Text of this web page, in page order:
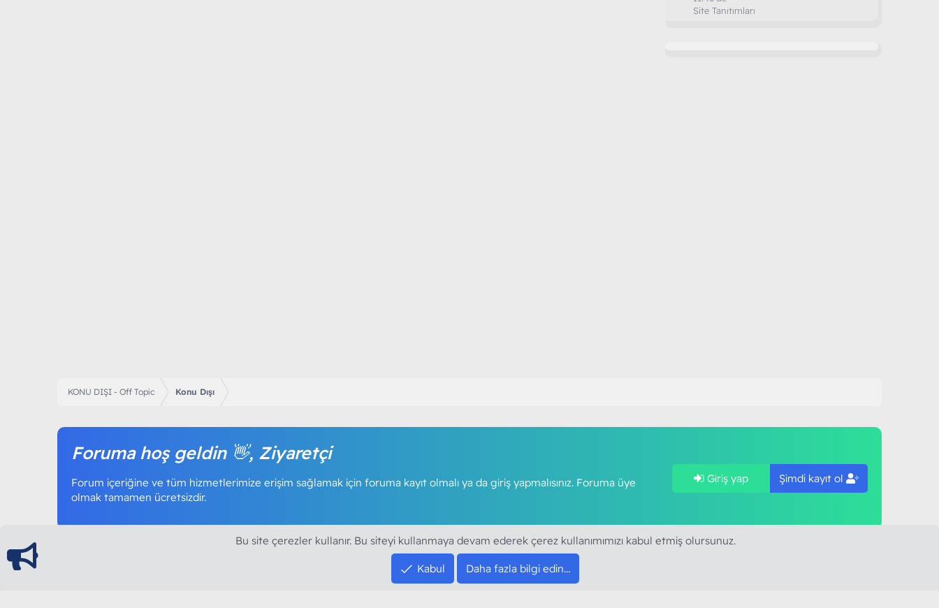
Site Tanıtımları
KONU DIŞI - Off Topic Konu Dışı
Foruma hoş geldin 👋, Ziyaretçi
Forum içeriğine ve tüm hizmetlerimize erişim sağlamak için foruma kayıt olmalı ya da giriş yapmalısınız. Foruma üye
olmak tamamen ücretsizdir.
Giriş yap Şimdi kayıt ol
Bu site çerezler kullanır. Bu siteyi kullanmaya devam ederek çerez kullanımımızı kabul etmiş olursunuz.
Kabul Daha fazla bilgi edin…